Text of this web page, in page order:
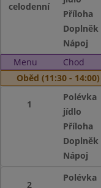
celodenní
Příloha
Doplněk
Nápoj
Menu
Chod
Oběd (11:30 - 14:00)
1
Polévka
jídlo
Příloha
Doplněk
Nápoj
2
Polévka